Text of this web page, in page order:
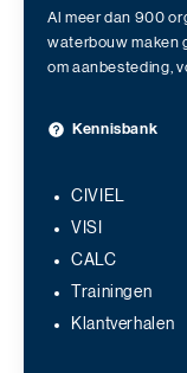
Al meer dan 900
waterbouw maken
om aanbesteding,
Kennisbank
CIVIEL
VISI
CALC
Trainingen
Klantverhalen